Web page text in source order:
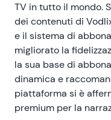
TV in tutto il mondo.
dei contenuti di
e il sistema di
migliorato la
la sua base di
dinamica e
piattaforma si è
premium per la